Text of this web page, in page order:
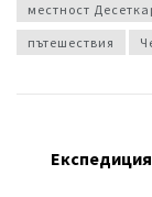
местност
пътешествия